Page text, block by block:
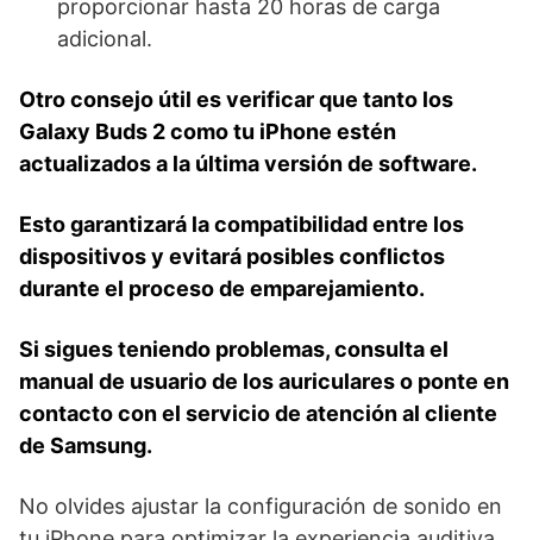
proporcionar hasta 20 horas de carga
adicional.
Otro consejo útil es verificar que tanto ⁤los
Galaxy Buds 2 como tu iPhone estén
actualizados a la última versión de software.
Esto garantizará la compatibilidad entre los
dispositivos y ⁢evitará posibles conflictos
durante ‌el proceso de emparejamiento.
Si sigues teniendo problemas, consulta el
manual de usuario de los auriculares o ponte en
contacto con el servicio de atención al cliente
de Samsung.
No olvides ajustar ⁤la configuración ⁢de sonido en⁢